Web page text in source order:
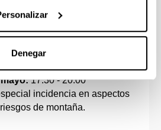
Denegar
de actuación en caso
y procedimientos seguros en la
17:30 - 20:00
incidencia en aspectos
de montaña.